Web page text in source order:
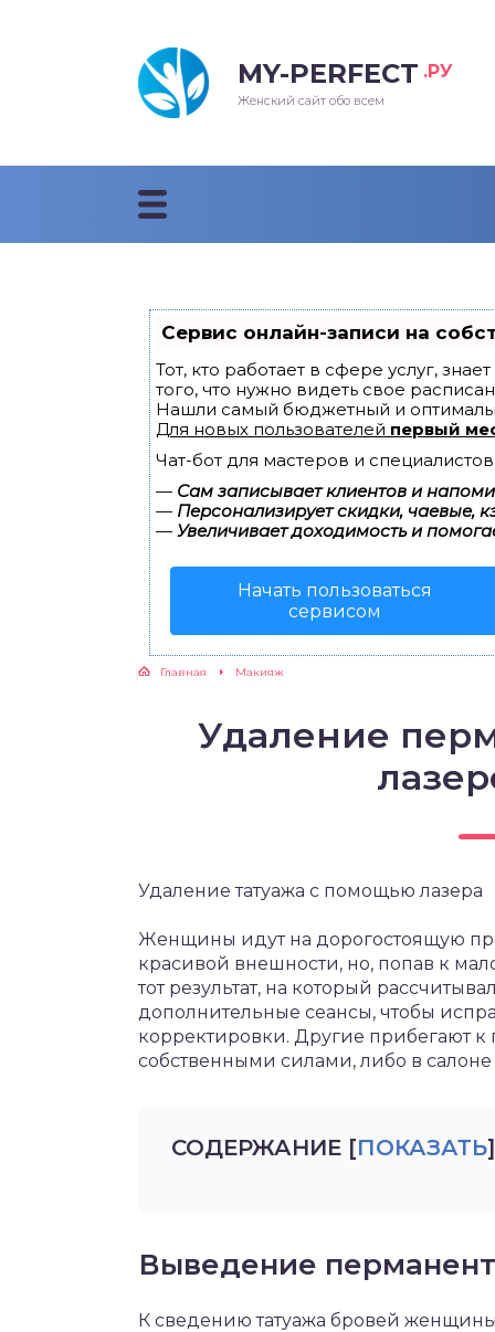
MY-PERFECT .РУ
Женский сайт обо всем
Сервис онлайн-записи на
Тот, кто работает в сфере услуг,
того, что нужно видеть свое
Нашли самый бюджетный и
Для новых пользователей первый
Чат-бот для мастеров и
— Сам записывает клиентов и
— Персонализирует скидки, чаевые,
— Увеличивает доходимость и
Начать пользоваться
сервисом
Главная Макияж
Удаление
Удаление татуажа с помощью лазера
Женщины идут на дорогостоящую
красивой внешности, но, попав к
тот результат, на который
дополнительные сеансы, чтобы
корректировки. Другие прибегают
собственными силами, либо в салоне
СОДЕРЖАНИЕ [ПОКАЗАТЬ]
Выведение
К сведению татуажа бровей
прически 2018
стрижки 2018